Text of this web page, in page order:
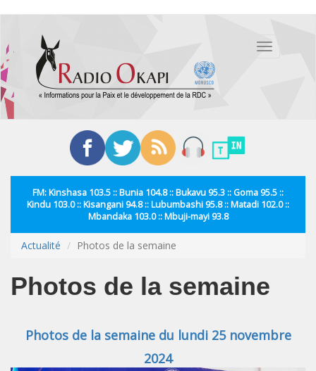
contenu
principal
Toggle
FM: Kinshasa 103.5 :: Bunia 104.8 :: Bukavu 95.3 :: Goma 95.5 ::
Kindu 103.0 :: Kisangani 94.8 :: Lubumbashi 95.8 :: Matadi 102.0 ::
Mbandaka 103.0 :: Mbuji-mayi 93.8
Actualité Photos de la semaine
Photos de la semaine
Photos de la semaine du lundi 25 novembre
2024